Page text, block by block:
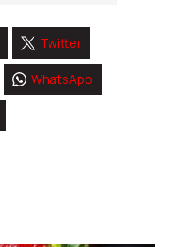
Twitter
WhatsApp